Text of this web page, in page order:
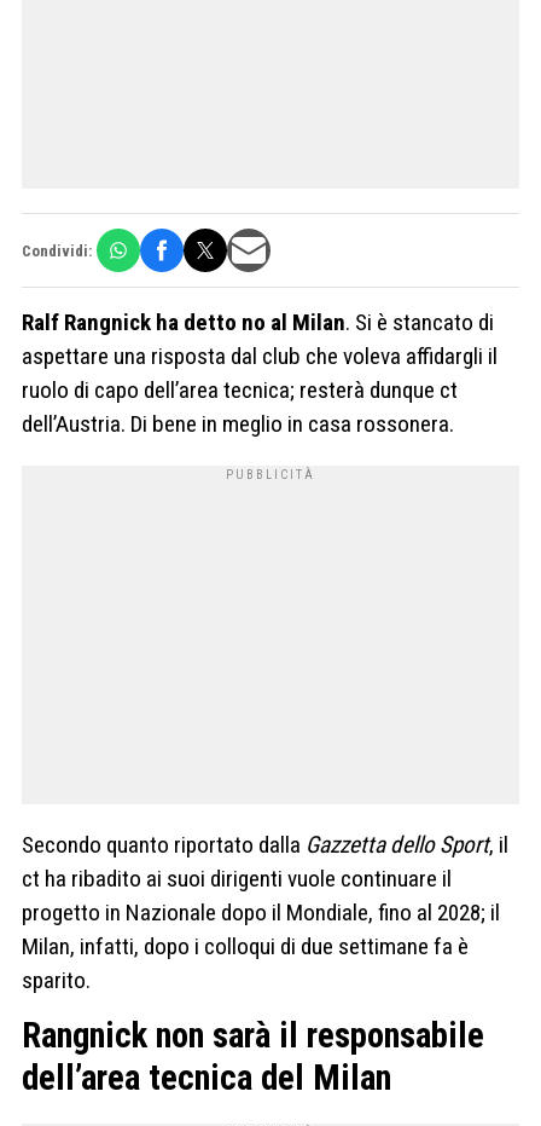
Condividi:
Ralf Rangnick ha detto no al Milan. Si è stancato di
aspettare una risposta dal club che voleva affidargli il
ruolo di capo dell’area tecnica; resterà dunque ct
dell’Austria. Di bene in meglio in casa rossonera.
Secondo quanto riportato dalla Gazzetta dello Sport, il
ct ha ribadito ai suoi dirigenti vuole continuare il
progetto in Nazionale dopo il Mondiale, fino al 2028; il
Milan, infatti, dopo i colloqui di due settimane fa è
sparito.
Rangnick non sarà il responsabile
dell’area tecnica del Milan